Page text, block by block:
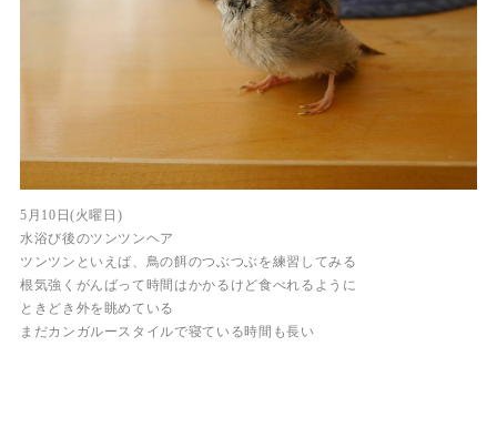
5月10日(火曜日)
水浴び後のツンツンヘア
ツンツンといえば、鳥の餌のつぶつぶを練習してみる
根気強くがんばって時間はかかるけど食べれるように
ときどき外を眺めている
まだカンガルースタイルで寝ている時間も長い